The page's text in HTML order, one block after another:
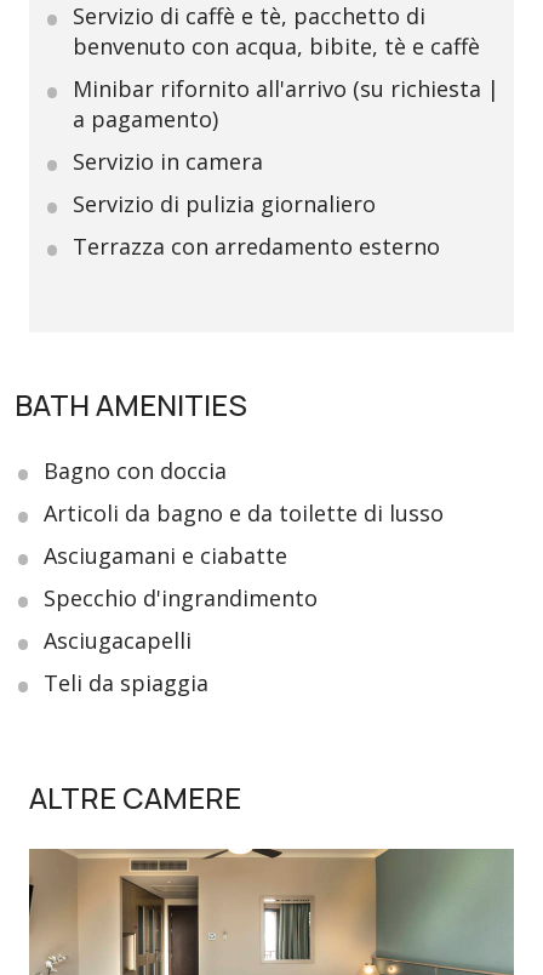
Servizio di caffè e tè, pacchetto di
benvenuto con acqua, bibite, tè e caffè
Minibar rifornito all'arrivo (su richiesta |
a pagamento)
Servizio in camera
Servizio di pulizia giornaliero
Terrazza con arredamento esterno
BATH AMENITIES
Bagno con doccia
Articoli da bagno e da toilette di lusso
Asciugamani e ciabatte
Specchio d'ingrandimento
Asciugacapelli
Teli da spiaggia
ALTRE CAMERE